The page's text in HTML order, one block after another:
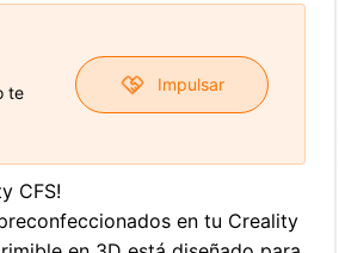
te
Impulsar
CFS!
en tu Creality